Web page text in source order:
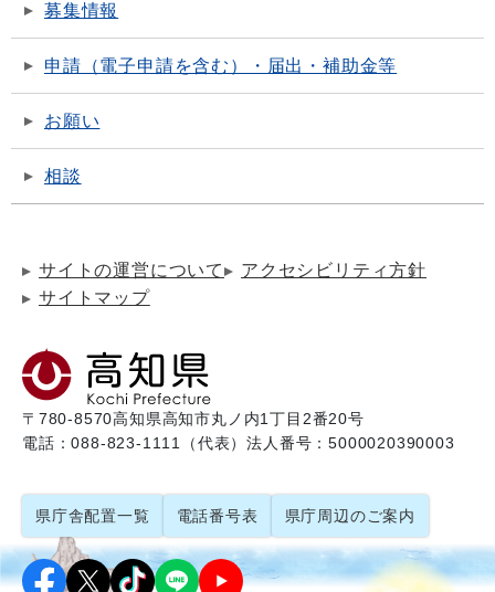
募集情報
申請（電子申請を含む）・届出・補助金等
お願い
相談
サイトの運営について
アクセシビリティ方針
サイトマップ
〒780-8570高知県高知市丸ノ内1丁目2番20号
電話：088-823-1111（代表）法人番号：5000020390003
県庁舎配置一覧 電話番号表 県庁周辺のご案内